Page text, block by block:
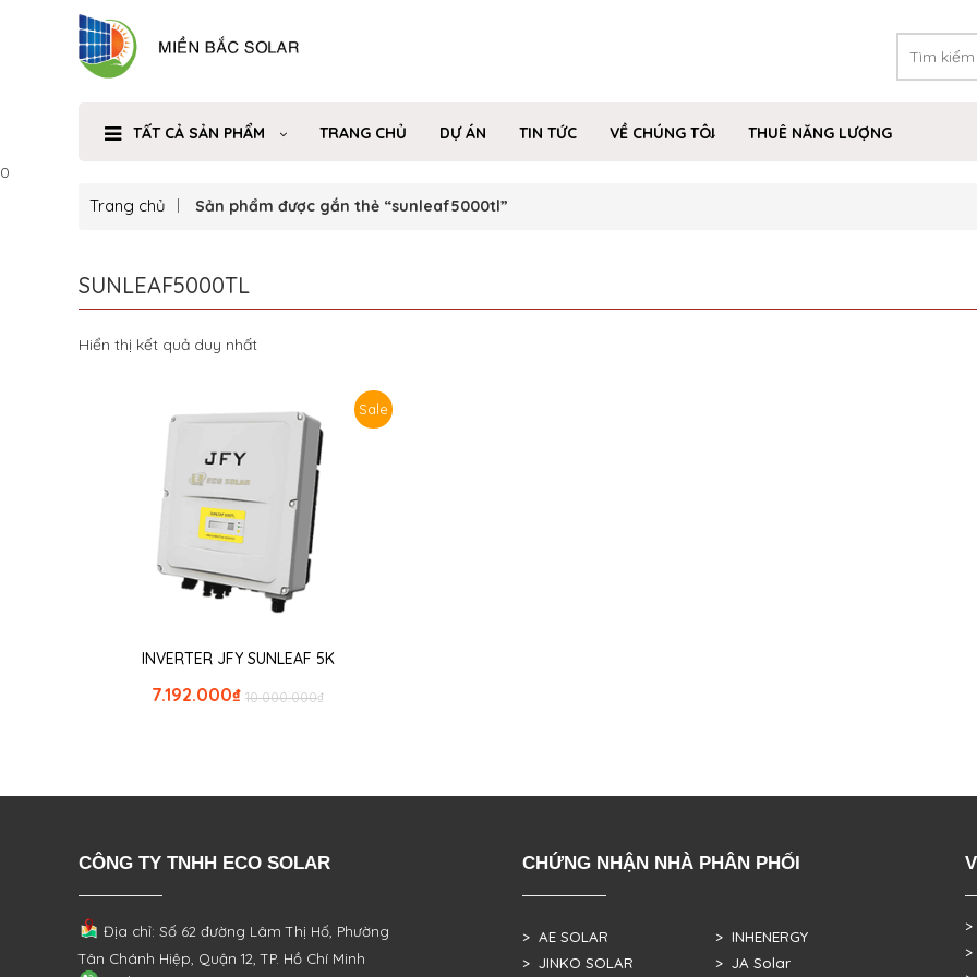
TẤT CẢ SẢN PHẨM TRANG CHỦ DỰ ÁN TIN TỨC VỀ CHÚNG TÔI
THUÊ NĂNG LƯỢNG
0
Trang chủ Sản phẩm được gắn thẻ “sunleaf5000tl”
SUNLEAF5000TL
Hiển thị kết quả duy nhất
Sale
INVERTER JFY SUNLEAF 5K
₫
10.000.000
₫
7.192.000
CÔNG TY TNHH ECO SOLAR
Địa chỉ: Số 62 đường Lâm Thị Hố, Phường
Tân Chánh Hiệp, Quận 12, TP. Hồ Chí Minh
CHỨNG NHẬN NHÀ PHÂN PHỐI
> AE SOLAR
> JINKO SOLAR
> INHENERGY
> JA Solar
>